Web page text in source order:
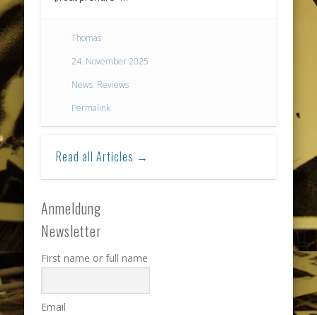
Thomas
24. November 2025
News, Reviews
Permalink
Read all Articles →
Anmeldung
Newsletter
First name or full name
Email